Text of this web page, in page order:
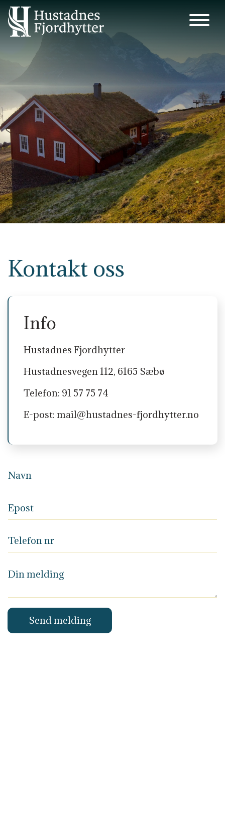
Main Navigation
Kontakt oss
Info
Hustadnes Fjordhytter
Hustadnesvegen 112, 6165 Sæbø
Telefon: 91 57 75 74
E-post: mail@hustadnes-fjordhytter.no
Send melding